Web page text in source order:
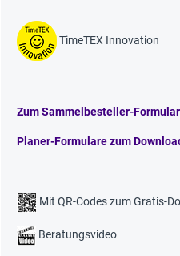
TimeTEX Innovation
Zum Sammelbesteller-
Planer-Formulare zum
Mit QR-Codes zum Gratis-
Beratungsvideo